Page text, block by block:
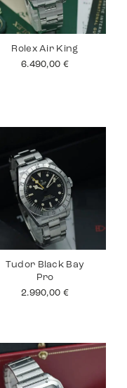
Rolex Air King
6.490,00 €
Tudor Black Bay
Pro
2.990,00 €